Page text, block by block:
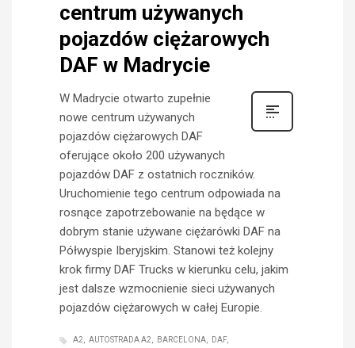
centrum używanych
pojazdów ciężarowych
DAF w Madrycie
W Madrycie otwarto zupełnie
nowe centrum używanych
pojazdów ciężarowych DAF
oferujące około 200 używanych
pojazdów DAF z ostatnich roczników.
Uruchomienie tego centrum odpowiada na
rosnące zapotrzebowanie na będące w
dobrym stanie używane ciężarówki DAF na
Półwyspie Iberyjskim. Stanowi też kolejny
krok firmy DAF Trucks w kierunku celu, jakim
jest dalsze wzmocnienie sieci używanych
pojazdów ciężarowych w całej Europie.
A2 AUTOSTRADA A2 BARCELONA
DAF